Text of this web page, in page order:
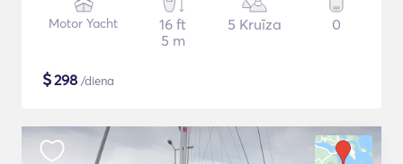
Motor Yacht
16 ft
5 m
5 Kruīza 0
$298 /diena